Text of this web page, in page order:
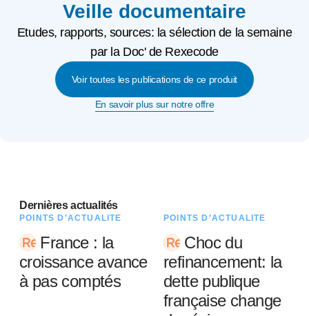
Veille documentaire
Etudes, rapports, sources: la sélection de la semaine
par la Doc' de Rexecode
Voir toutes les publications de ce produit
En savoir plus sur notre offre
Dernières actualités
POINTS D’ACTUALITÉ
France : la
croissance avance
à pas comptés
POINTS D’ACTUALITÉ
Choc du
refinancement: la
dette publique
française change